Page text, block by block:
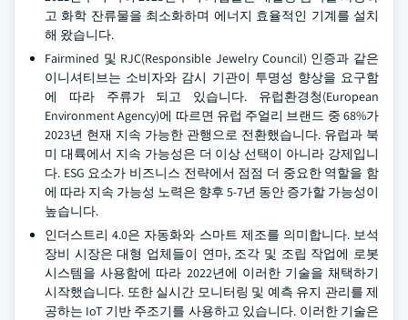
고 화학 잔류물을 최소화하며 에너지 효율적인 기계를 설치
해 왔습니다.
Fairmined 및 RJC(Responsible Jewelry Council) 인증과 같은
이니셔티브는 소비자와 감시 기관이 투명성 향상을 요구함
에 따라 주류가 되고 있습니다. 유럽환경청(European
Environment Agency)에 따르면 유럽 주얼리 브랜드 중 68%가
2023년 현재 지속 가능한 관행으로 전환했습니다. 유럽과 북
미 대륙에서 지속 가능성은 더 이상 선택이 아니라 강제입니
다. ESG 요소가 비즈니스 전략에서 점점 더 중요한 역할을 함
에 따라 지속 가능성 노력은 향후 5-7년 동안 증가할 가능성이
높습니다.
인더스트리 4.0은 자동화와 스마트 제조를 의미합니다. 보석
장비 시장은 대형 업체들이 연마, 조각 및 조립 작업에 로봇
시스템을 사용함에 따라 2022년에 이러한 기술을 채택하기
시작했습니다. 또한 실시간 모니터링 및 예측 유지 관리를 제
공하는 IoT 기반 주조기를 사용하고 있습니다. 이러한 기술은